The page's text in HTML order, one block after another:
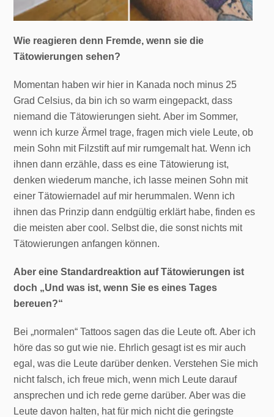
Wie reagieren denn Fremde, wenn sie die
Tätowierungen sehen?
Momentan haben wir hier in Kanada noch minus 25
Grad Celsius, da bin ich so warm eingepackt, dass
niemand die Tätowierungen sieht. Aber im Sommer,
wenn ich kurze Ärmel trage, fragen mich viele Leute, ob
mein Sohn mit Filzstift auf mir rumgemalt hat. Wenn ich
ihnen dann erzähle, dass es eine Tätowierung ist,
denken wiederum manche, ich lasse meinen Sohn mit
einer Tätowiernadel auf mir herummalen. Wenn ich
ihnen das Prinzip dann endgültig erklärt habe, finden es
die meisten aber cool. Selbst die, die sonst nichts mit
Tätowierungen anfangen können.
Aber eine Standardreaktion auf Tätowierungen ist
doch „Und was ist, wenn Sie es eines Tages
bereuen?“
Bei „normalen“ Tattoos sagen das die Leute oft. Aber ich
höre das so gut wie nie. Ehrlich gesagt ist es mir auch
egal, was die Leute darüber denken. Verstehen Sie mich
nicht falsch, ich freue mich, wenn mich Leute darauf
ansprechen und ich rede gerne darüber. Aber was die
Leute davon halten, hat für mich nicht die geringste